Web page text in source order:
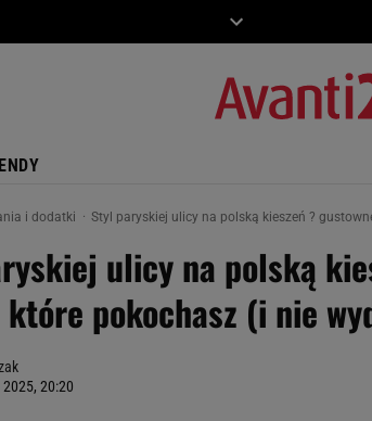
i dodatki Styl paryskiej ulicy na polską kieszeń ?
ulicy na polską
pokochasz (i nie
20:20